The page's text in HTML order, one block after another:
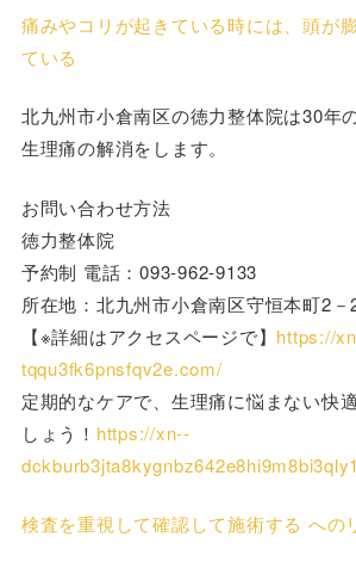
痛みやコリが起きている時には、頭が
ている
北九州市小倉南区の徳力整体院は30年
生理痛の解消をします。
お問い合わせ方法
徳力整体院
予約制 電話：093-962-9133
所在地：北九州市小倉南区守恒本町2
【※詳細はアクセスページで】 https://
tqqu3fk6pnsfqv2e.com/
定期的なケアで、生理痛に悩まない快
しょう！ https://xn--
検査を重視して確認して施術する への